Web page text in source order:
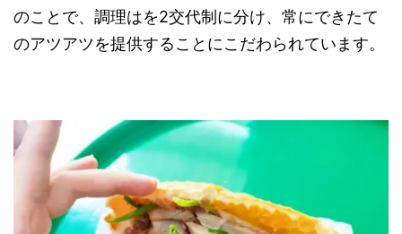
のことで、調理はを2交代制に分け、常にできたて
のアツアツを提供することにこだわられています。